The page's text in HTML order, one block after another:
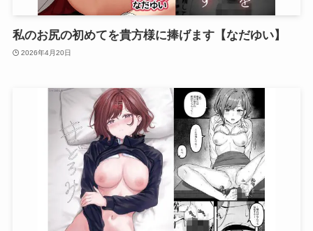
私のお尻の初めてを貴方様に捧げます【なだゆい】
2026年4月20日